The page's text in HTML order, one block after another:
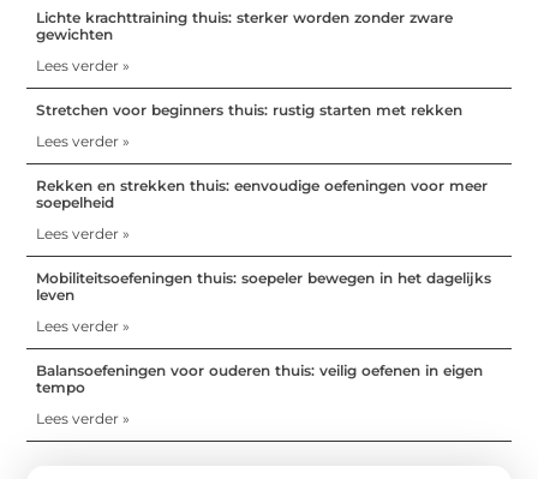
Lichte krachttraining thuis: sterker worden zonder zware
gewichten
Lees verder »
Stretchen voor beginners thuis: rustig starten met rekken
Lees verder »
Rekken en strekken thuis: eenvoudige oefeningen voor meer
soepelheid
Lees verder »
Mobiliteitsoefeningen thuis: soepeler bewegen in het dagelijks
leven
Lees verder »
Balansoefeningen voor ouderen thuis: veilig oefenen in eigen
tempo
Lees verder »